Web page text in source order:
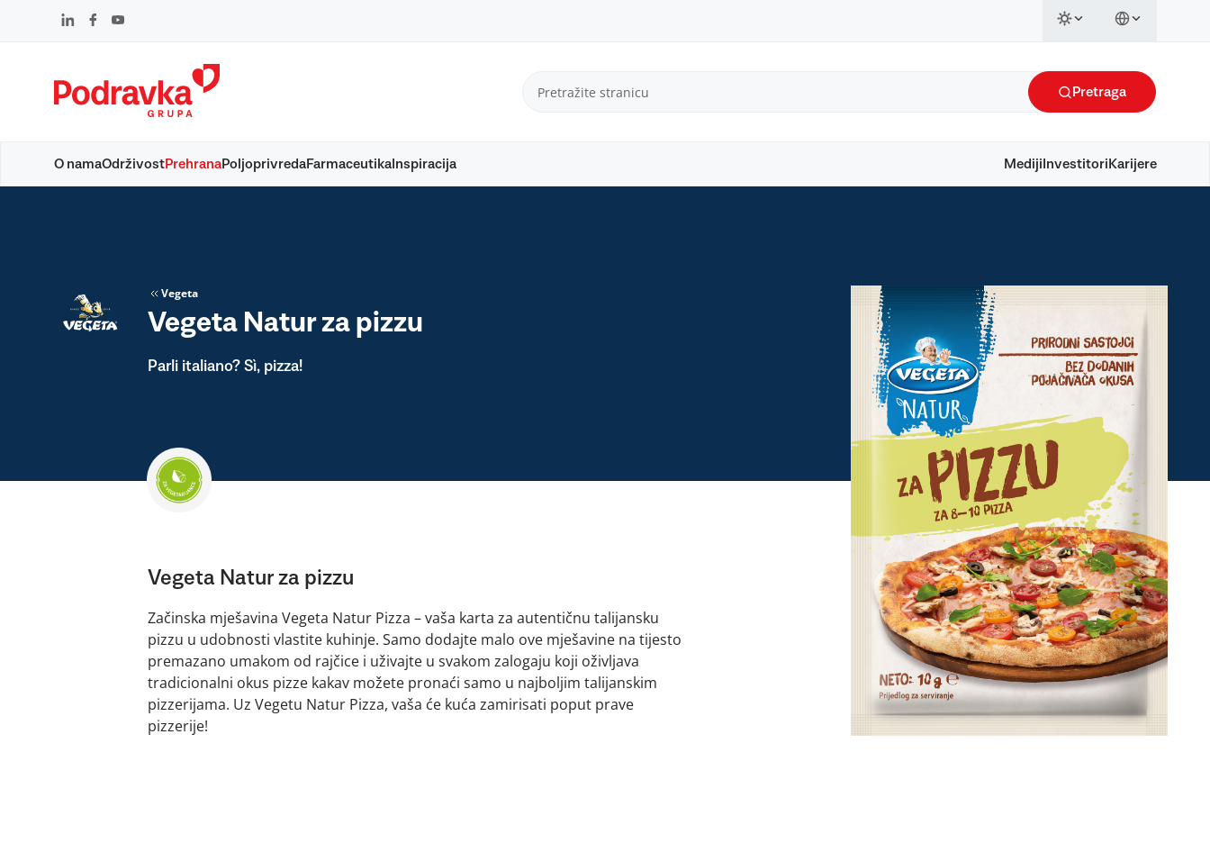
Pretraga
O namaOdrživostPrehranaPoljoprivredaFarmaceutikaInspiracija Mediji Investitori Karijere
Vegeta
Vegeta Natur za pizzu
Parli italiano? Sì, pizza!
Vegeta Natur za pizzu
Začinska mješavina Vegeta Natur Pizza – vaša karta za autentičnu talijansku
pizzu u udobnosti vlastite kuhinje. Samo dodajte malo ove mješavine na tijesto
premazano umakom od rajčice i uživajte u svakom zalogaju koji oživljava
tradicionalni okus pizze kakav možete pronaći samo u najboljim talijanskim
pizzerijama. Uz Vegetu Natur Pizza, vaša će kuća zamirisati poput prave
pizzerije!